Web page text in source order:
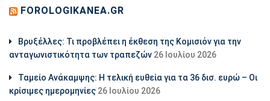
FOROLOGIKANEA.GR
Βρυξέλλες: Τι προβλέπει η έκθεση της Κομισιόν για την
ανταγωνιστικότητα των τραπεζών 26 Ιουλίου 2026
Ταμείο Ανάκαμψης: Η τελική ευθεία για τα 36 δισ. ευρώ – Οι
κρίσιμες ημερομηνίες 26 Ιουλίου 2026